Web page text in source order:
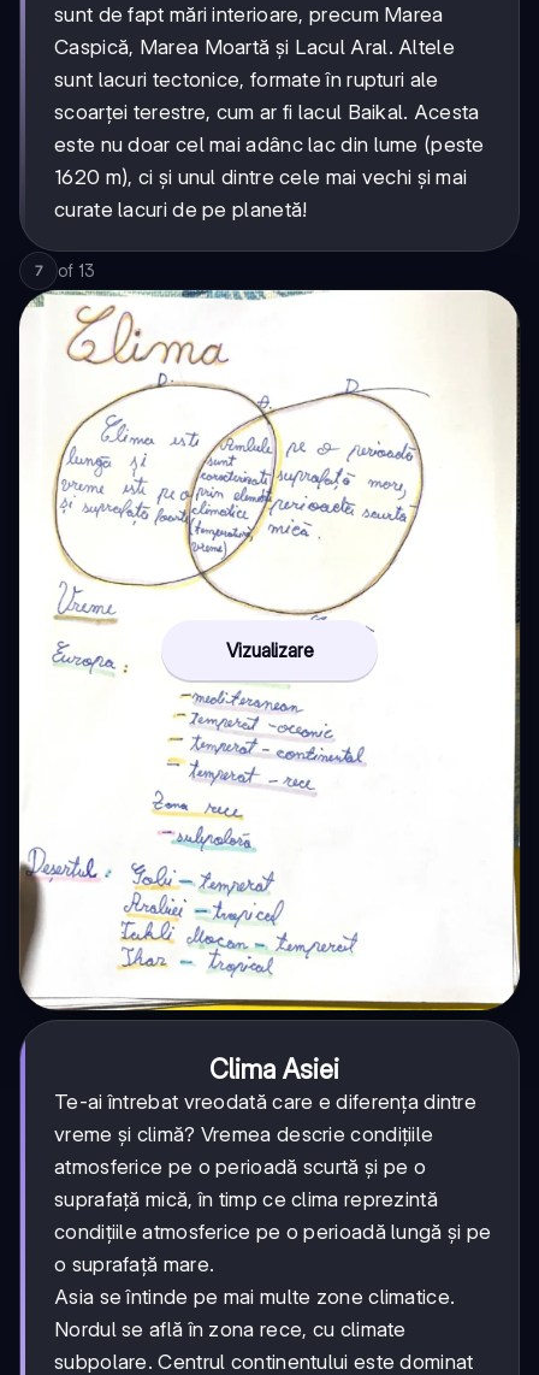
sunt de fapt mări interioare, precum Marea
Caspică, Marea Moartă și Lacul Aral. Altele
sunt lacuri tectonice, formate în rupturi ale
scoarței terestre, cum ar fi lacul Baikal. Acesta
este nu doar cel mai adânc lac din lume (peste
1620 m), ci și unul dintre cele mai vechi și mai
curate lacuri de pe planetă!
7 of 13
Vizualizare
Clima Asiei
Te-ai întrebat vreodată care e diferența dintre
vreme și climă? Vremea descrie condițiile
atmosferice pe o perioadă scurtă și pe o
suprafață mică, în timp ce clima reprezintă
condițiile atmosferice pe o perioadă lungă și pe
o suprafață mare.
Asia se întinde pe mai multe zone climatice.
Nordul se află în zona rece, cu climate
subpolare. Centrul continentului este dominat